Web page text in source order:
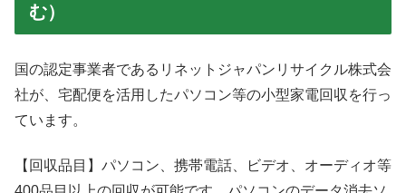
む）
国の認定事業者であるリネットジャパンリサイクル株式会
社が、宅配便を活用したパソコン等の小型家電回収を行っ
ています。
【回収品目】パソコン、携帯電話、ビデオ、オーディオ等